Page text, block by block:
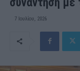
7 Ιουλίου, 2026